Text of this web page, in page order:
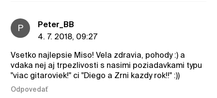
P
Peter_BB
4. 7. 2018, 09:27
Vsetko najlepsie Miso! Vela zdravia, pohody :) a
vdaka nej aj trpezlivosti s nasimi poziadavkami typu
"viac gitaroviek!" ci "Diego a Zrni kazdy rok!!" :))
Odpovedať